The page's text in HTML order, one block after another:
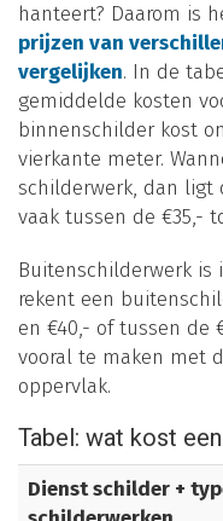
hanteert? Daarom is
prijzen van
vergelijken. In de
gemiddelde kosten
binnenschilder kost
vierkante meter.
schilderwerk, dan ligt
vaak tussen de €35,-
Buitenschilderwerk is
rekent een
en €40,- of tussen de
vooral te maken met
oppervlak.
Tabel: wat kost
Dienst schilder +